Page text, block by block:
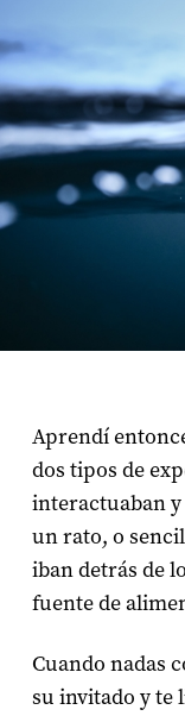
Aprendí
dos tipos de
interactuaban
un rato, o
iban detrás de
fuente de
Cuando nadas
su invitado y te